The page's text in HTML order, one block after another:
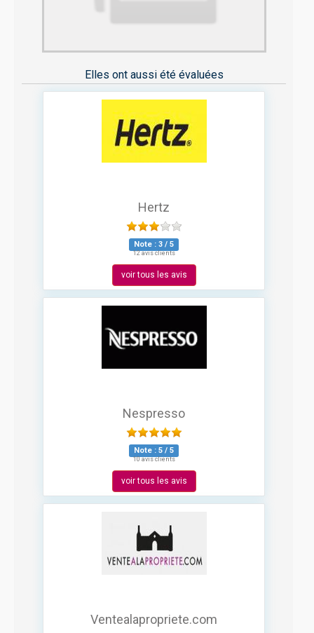
Elles ont aussi été évaluées
Hertz
Note : 3 / 5
12 avis clients
voir tous les avis
Nespresso
Note : 5 / 5
10 avis clients
voir tous les avis
Ventealapropriete.com